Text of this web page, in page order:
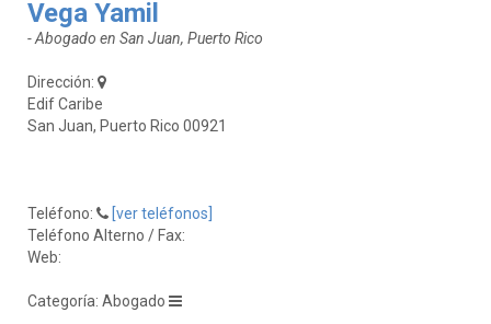
Vega Yamil
- Abogado en San Juan, Puerto Rico
Dirección:
Edif Caribe
San Juan, Puerto Rico 00921
Teléfono:
[ver teléfonos]
Teléfono Alterno / Fax:
Web:
Categoría: Abogado